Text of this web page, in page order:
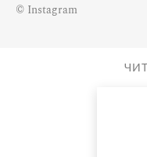
© Instagram